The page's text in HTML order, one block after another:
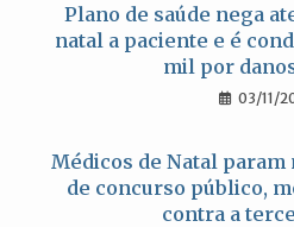
Plano de saúde nega
natal a paciente e é
mil por
03/11/
Médicos de Natal param
de concurso público,
contra a